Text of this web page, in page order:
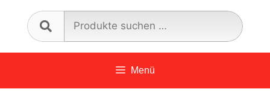
nach:
Menü